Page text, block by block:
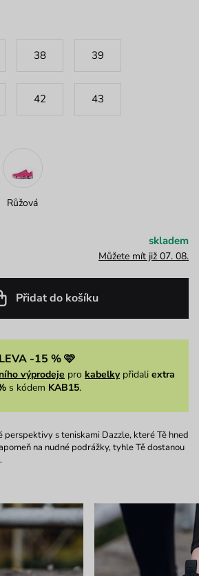
38 39
42 43
Růžová
skladem
Můžete mít již 07. 08.
Přidat do košíku
-15 % 🩷
výprodeje pro kabelkypřidali extra
s kódem KAB15.
perspektivy s teniskami Dazzle, které Tě hned
na nudné podrážky, tyhle Tě dostanou